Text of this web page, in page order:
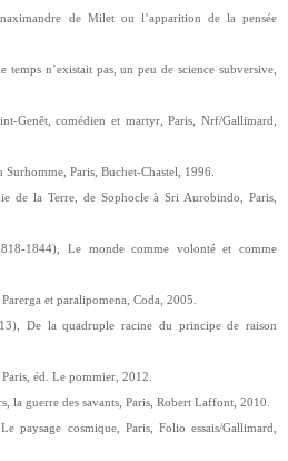
de Milet ou l’apparition de la pensée
n’existait pas, un peu de science subversive,
Genêt, comédien et martyr, Paris, Nrf/Gallimard,
Paris, Buchet-Chastel, 1996.
la Terre, de Sophocle à Sri Aurobindo, Paris,
1844), Le monde comme volonté et comme
et paralipomena, Coda, 2005.
De la quadruple racine du principe de raison
éd. Le pommier, 2012.
guerre des savants, Paris, Robert Laffont, 2010.
cosmique, Paris, Folio essais/Gallimard,